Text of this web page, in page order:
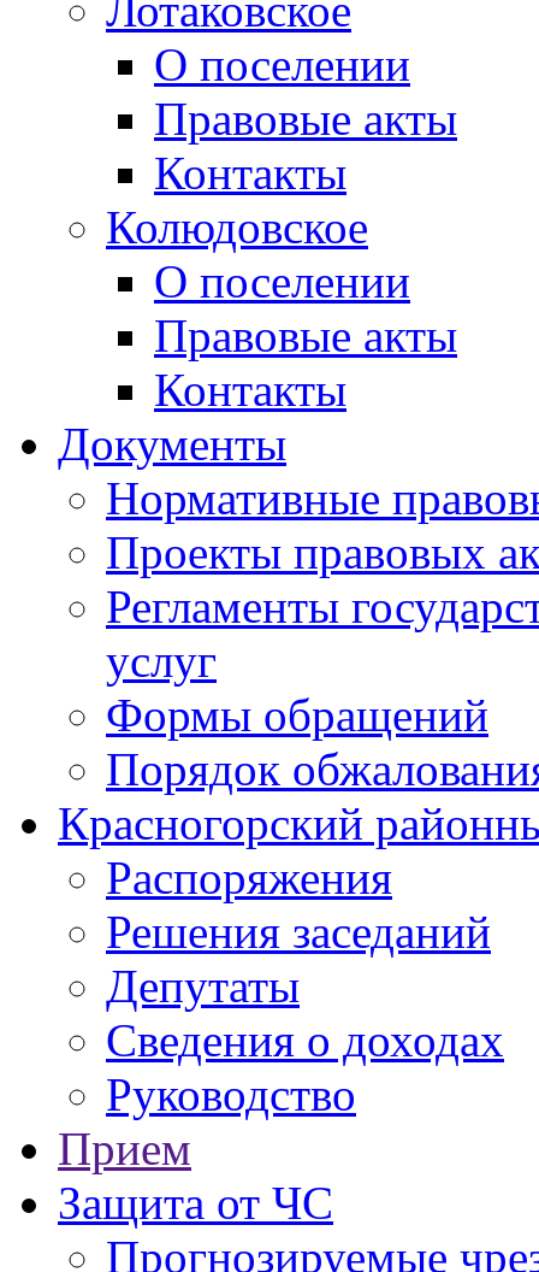
О поселении
Правовые акты
Контакты
Колюдовское
О поселении
Правовые акты
Контакты
Документы
Нормативные
Проекты правовых
Регламенты
услуг
Формы обращений
Порядок
Красногорский
Распоряжения
Решения заседаний
Депутаты
Сведения о доходах
Руководство
Прием
Защита от ЧС
Прогнозируемые